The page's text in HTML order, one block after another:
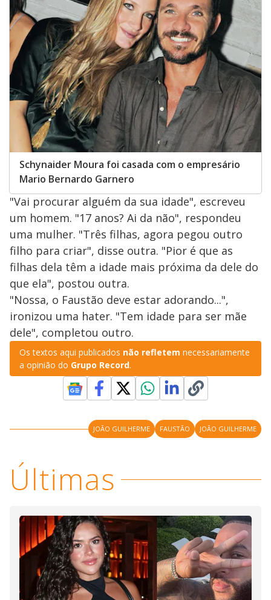
Schynaider Moura foi casada com o empresário
Mario Bernardo Garnero
"Vai procurar alguém da sua idade", escreveu
um homem. "17 anos? Ai da não", respondeu
uma mulher. "Três filhas, agora pegou outro
filho para criar", disse outra. "Pior é que as
filhas dela têm a idade mais próxima da dele do
que ela", postou outra.
"Nossa, o Faustão deve estar adorando...",
ironizou uma hater. "Tem idade para ser mãe
dele", completou outro.
Os textos aqui publicados não refletem necessariamente
a opinião do Grupo Record.
JOÃO GUILHERME FAUSTÃO JOÃO GUILHERME
Últimas